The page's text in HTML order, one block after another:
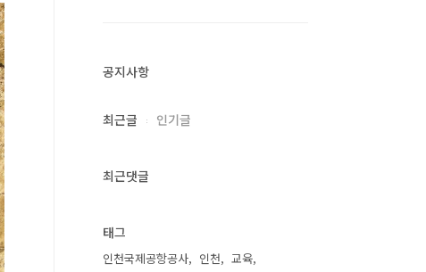
공지사항
최근글 인기글
최근댓글
태그
인천국제공항공사 인천
교육